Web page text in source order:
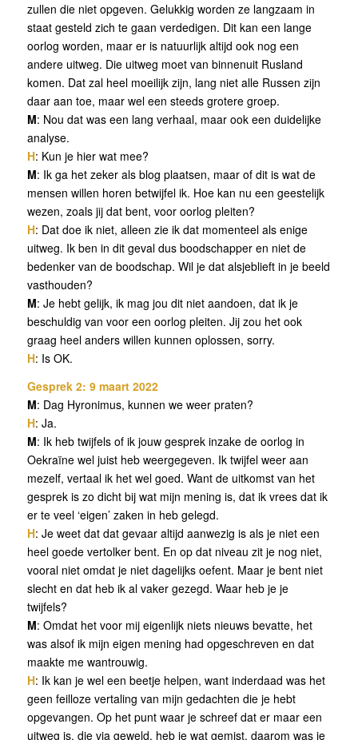
zullen die niet opgeven. Gelukkig worden ze langzaam in
staat gesteld zich te gaan verdedigen. Dit kan een lange
oorlog worden, maar er is natuurlijk altijd ook nog een
andere uitweg. Die uitweg moet van binnenuit Rusland
komen. Dat zal heel moeilijk zijn, lang niet alle Russen zijn
daar aan toe, maar wel een steeds grotere groep.
M: Nou dat was een lang verhaal, maar ook een duidelijke
analyse.
H: Kun je hier wat mee?
M: Ik ga het zeker als blog plaatsen, maar of dit is wat de
mensen willen horen betwijfel ik. Hoe kan nu een geestelijk
wezen, zoals jij dat bent, voor oorlog pleiten?
H: Dat doe ik niet, alleen zie ik dat momenteel als enige
uitweg. Ik ben in dit geval dus boodschapper en niet de
bedenker van de boodschap. Wil je dat alsjeblieft in je beeld
vasthouden?
M: Je hebt gelijk, ik mag jou dit niet aandoen, dat ik je
beschuldig van voor een oorlog pleiten. Jij zou het ook
graag heel anders willen kunnen oplossen, sorry.
H: Is OK.
Gesprek 2: 9 maart 2022
M: Dag Hyronimus, kunnen we weer praten?
H: Ja.
M: Ik heb twijfels of ik jouw gesprek inzake de oorlog in
Oekraïne wel juist heb weergegeven. Ik twijfel weer aan
mezelf, vertaal ik het wel goed. Want de uitkomst van het
gesprek is zo dicht bij wat mijn mening is, dat ik vrees dat ik
er te veel ‘eigen’ zaken in heb gelegd.
H: Je weet dat dat gevaar altijd aanwezig is als je niet een
heel goede vertolker bent. En op dat niveau zit je nog niet,
vooral niet omdat je niet dagelijks oefent. Maar je bent niet
slecht en dat heb ik al vaker gezegd. Waar heb je je
twijfels?
M: Omdat het voor mij eigenlijk niets nieuws bevatte, het
was alsof ik mijn eigen mening had opgeschreven en dat
maakte me wantrouwig.
H: Ik kan je wel een beetje helpen, want inderdaad was het
geen feilloze vertaling van mijn gedachten die je hebt
opgevangen. Op het punt waar je schreef dat er maar een
uitweg is, die via geweld, heb je wat gemist, daarom was je